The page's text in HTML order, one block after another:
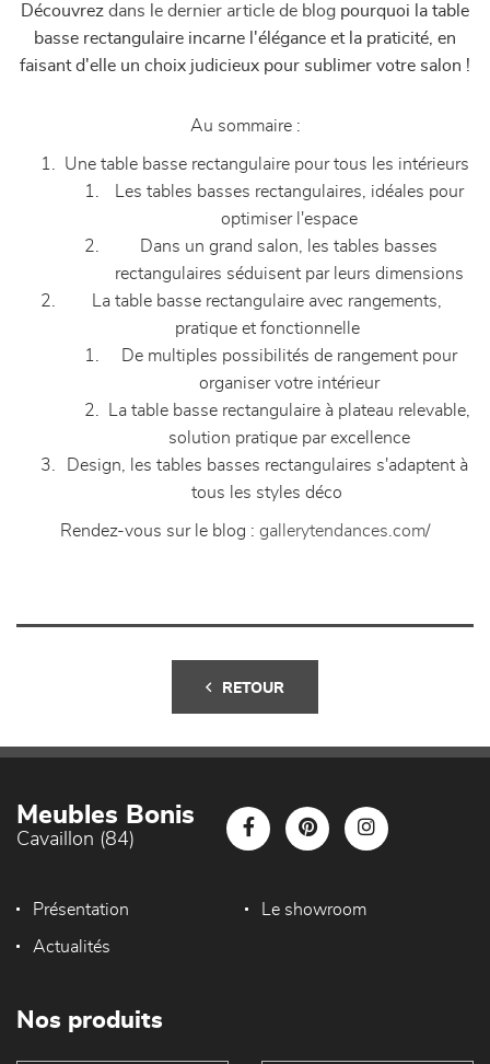
Découvrez dans le dernier article de blog pourquoi la table
basse rectangulaire incarne l'élégance et la praticité, en
faisant d'elle un choix judicieux pour sublimer votre salon !
Au sommaire :
Une table basse rectangulaire pour tous les intérieurs
Les tables basses rectangulaires, idéales pour
optimiser l'espace
Dans un grand salon, les tables basses
rectangulaires séduisent par leurs dimensions
La table basse rectangulaire avec rangements,
pratique et fonctionnelle
De multiples possibilités de rangement pour
organiser votre intérieur
La table basse rectangulaire à plateau relevable,
solution pratique par excellence
Design, les tables basses rectangulaires s'adaptent à
tous les styles déco
Rendez-vous sur le blog : gallerytendances.com/
RETOUR
Meubles Bonis
Cavaillon (84)
Présentation Le showroom
Actualités
Nos produits